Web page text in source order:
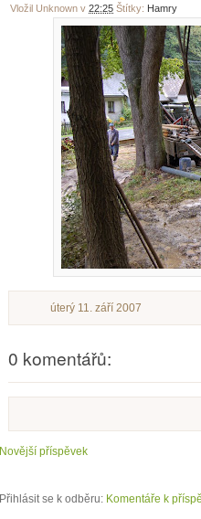
Vložil Unknown v 22:25 Štítky: Hamry
úterý 11. září 2007
0 komentářů:
Novější příspěvek
Přihlásit se k odběru: Komentáře k